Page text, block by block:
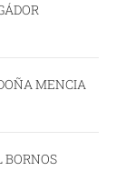
MENCIA
BORNOS